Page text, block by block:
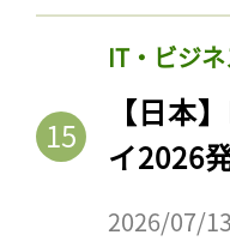
IT・ビジ
【日本
イ2026
2026/07/13